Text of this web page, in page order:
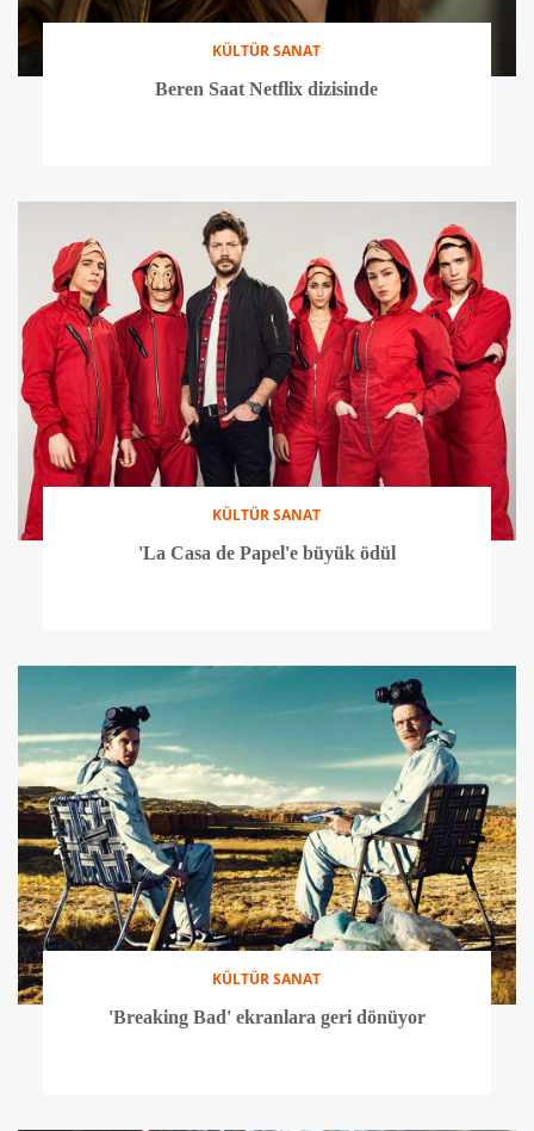
KÜLTÜR SANAT
Beren Saat Netflix dizisinde
KÜLTÜR SANAT
'La Casa de Papel'e büyük ödül
KÜLTÜR SANAT
'Breaking Bad' ekranlara geri dönüyor